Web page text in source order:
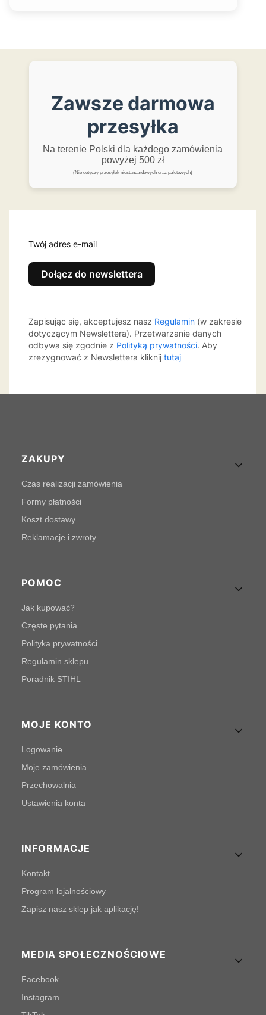
Zawsze darmowa
przesyłka
Na terenie Polski dla każdego zamówienia
powyżej 500 zł
(Nie dotyczy przesyłek niestandardowych oraz paletowych)
Twój adres e-mail
Dołącz do newslettera
Zapisując się, akceptujesz nasz Regulamin (w zakresie
dotyczącym Newslettera). Przetwarzanie danych
odbywa się zgodnie z Polityką prywatności. Aby
zrezygnować z Newslettera kliknij tutaj
Linki w stopce
ZAKUPY
Czas realizacji zamówienia
Formy płatności
Koszt dostawy
Reklamacje i zwroty
POMOC
Jak kupować?
Częste pytania
Polityka prywatności
Regulamin sklepu
Poradnik STIHL
MOJE KONTO
Logowanie
Moje zamówienia
Przechowalnia
Ustawienia konta
INFORMACJE
Kontakt
Program lojalnościowy
Zapisz nasz sklep jak aplikację!
MEDIA SPOŁECZNOŚCIOWE
Facebook
Instagram